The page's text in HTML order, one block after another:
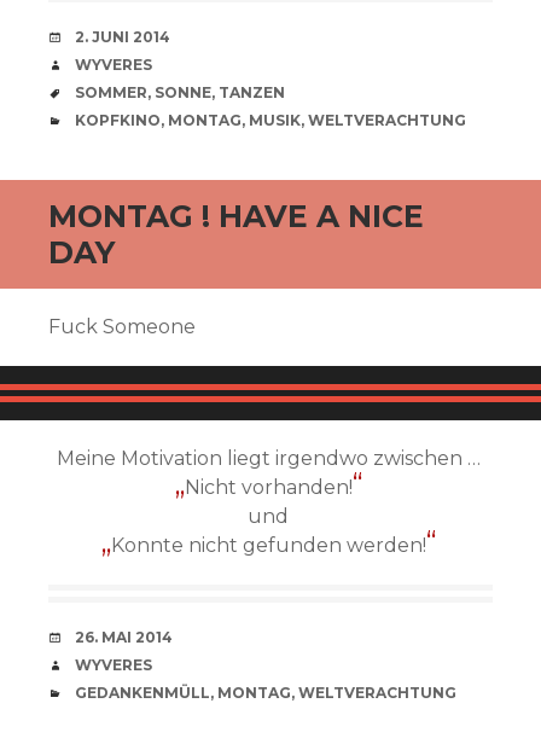
VERABREDUNG
2. JUNI 2014
VERFASSER
WYVERES
SCHLAGWÖRTER
SOMMER, SONNE, TANZEN
CATEGORIES
KOPFKINO, MONTAG, MUSIK, WELTVERACHTUNG
MONTAG ! HAVE A NICE
DAY
Fuck Someone
Meine Motivation liegt irgendwo zwischen …
Nicht vorhanden!
und
Konnte nicht gefunden werden!
VERABREDUNG
26. MAI 2014
VERFASSER
WYVERES
CATEGORIES
GEDANKENMÜLL, MONTAG, WELTVERACHTUNG